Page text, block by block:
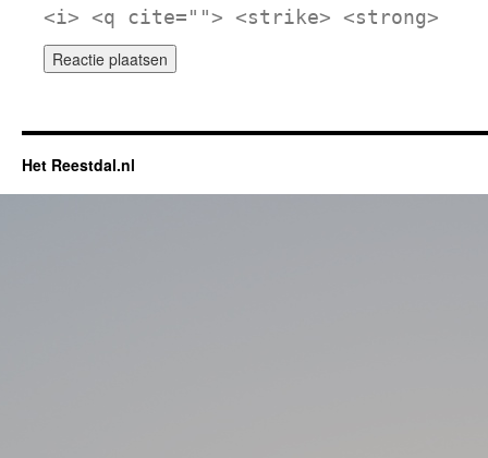
<i> <q cite=""> <strike> <strong>
Het Reestdal.nl